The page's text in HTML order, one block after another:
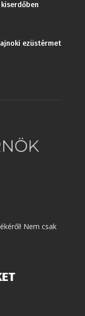
ezüstérmet
Nem csak